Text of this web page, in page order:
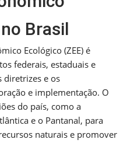
Brasil
Ecológico (ZEE) é
federais, estaduais e
diretrizes e os
e implementação. O
do país, como a
e o Pantanal, para
naturais e promover